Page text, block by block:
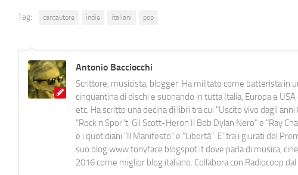
Tag: cantautore indie italiani pop
Antonio Bacciocchi
Scrittore, musicista, blogger. Ha militato come batterista in
cinquantina di dischi e suonando in tutta Italia, Europa e
etc. Ha scritto una decina di libri tra cui "Uscito vivo dagli
"Rock n Spor"t, Gil Scott-Heron Il Bob Dylan Nero" e "Ray
e i quotidiani “Il Manifesto” e “Libertà”. E' tra i giurati del
suo blog www.tonyface.blogspot.it dove parla di musica,
2016 come miglior blog italiano. Collabora con Radiocoop dal